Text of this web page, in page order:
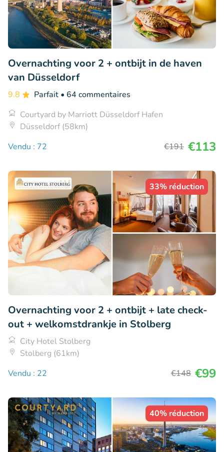
Overnachting voor 2 + ontbijt in de haven
van Düsseldorf
9.8 Parfait • 64 commentaires
Courtyard by Marriott Düsseldorf Hafen
Düsseldorf (58km)
Vendu : 72
€191 €113
33% réduction
Overnachting voor 2 + ontbijt + late check-
out + welkomstdrankje in Stolberg
City Hotel Stolberg
Stolberg (61km)
Vendu : 22
€148 €99
40% réduction